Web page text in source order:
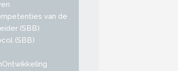
van de
(SBB)
(SBB)